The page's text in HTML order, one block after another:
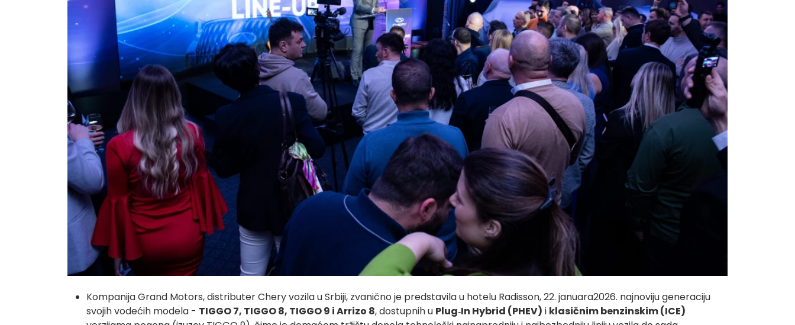
Kompanija Grand Motors, distributer Chery vozila u Srbiji, zvanično je predstavila u hotelu Radisson, 22. januara2026. najnoviju generaciju
svojih vodećih modela - TIGGO 7, TIGGO 8, TIGGO 9 i Arrizo 8, dostupnih u Plug‑In Hybrid (PHEV) i klasičnim benzinskim (ICE)